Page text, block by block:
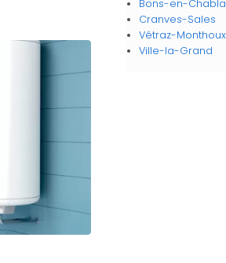
Bons-en-
Cranves-Sales
Vétraz-Monthoux
Ville-la-Grand